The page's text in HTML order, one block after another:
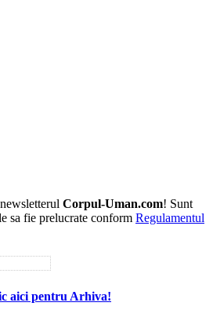
Corpul-Uman.com! Sunt
sa fie prelucrate conform Regulamentul
aici pentru Arhiva!